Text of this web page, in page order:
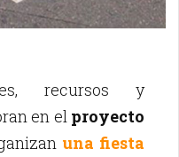
recursos y
en el proyecto
una fiesta